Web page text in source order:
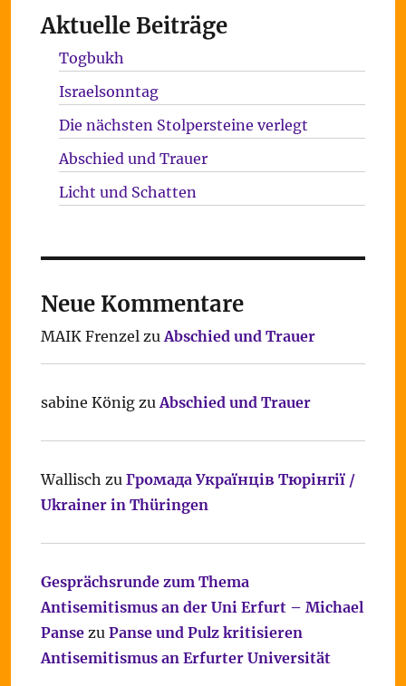
Aktuelle Beiträge
Togbukh
Israelsonntag
Die nächsten Stolpersteine verlegt
Abschied und Trauer
Licht und Schatten
Neue Kommentare
MAIK FrenzelzuAbschied und Trauer
sabine KönigzuAbschied und Trauer
Wallisch zu Громада Українців Тюрінгії /
Ukrainer in Thüringen
Gesprächsrunde zum Thema
Antisemitismus an der Uni Erfurt – Michael
Pansezu Panse und Pulz kritisieren
Antisemitismus an Erfurter Universität